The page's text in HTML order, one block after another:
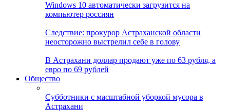
Windows 10 автоматически загрузится на
компьютер россиян
Следствие: прокурор Астраханской области
неосторожно выстрелил себе в голову
В Астрахани доллар продают уже по 63 рубля, а
евро по 69 рублей
Общество
Субботники с масштабной уборкой мусора в
Астрахани